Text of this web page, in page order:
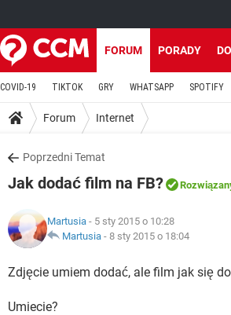
FORUM PORADY
COVID-19 TIKTOK GRY WHATSAPP SPOTIFY
Forum Internet
Poprzedni Temat
Jak dodać film na FB?
Martusia - 5 sty 2015 o 10:28
Martusia - 8 sty 2015 o 18:04
Zdjęcie umiem dodać, ale film jak się
Umiecie?